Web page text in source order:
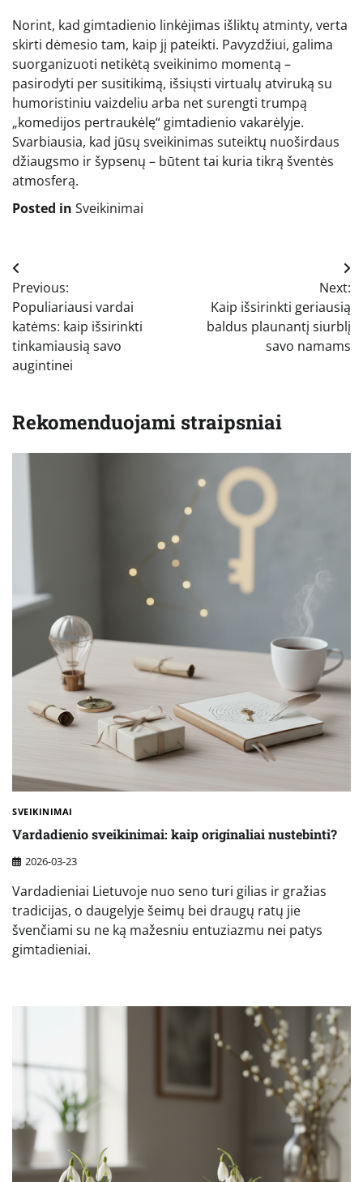
Norint, kad gimtadienio linkėjimas išliktų atminty, verta
skirti dėmesio tam, kaip jį pateikti. Pavyzdžiui, galima
suorganizuoti netikėtą sveikinimo momentą –
pasirodyti per susitikimą, išsiųsti virtualų atviruką su
humoristiniu vaizdeliu arba net surengti trumpą
„komedijos pertraukėlę“ gimtadienio vakarėlyje.
Svarbiausia, kad jūsų sveikinimas suteiktų nuoširdaus
džiaugsmo ir šypsenų – būtent tai kuria tikrą šventės
atmosferą.
Posted in Sveikinimai
Navigacija
tarp
įrašų
Previous:
Populiariausi vardai
katėms: kaip išsirinkti
tinkamiausią savo
augintinei
Next:
Kaip išsirinkti geriausią
baldus plaunantį siurblį
savo namams
Rekomenduojami straipsniai
SVEIKINIMAI
Vardadienio sveikinimai: kaip originaliai nustebinti?
2026-03-23
Vardadieniai Lietuvoje nuo seno turi gilias ir gražias
tradicijas, o daugelyje šeimų bei draugų ratų jie
švenčiami su ne ką mažesniu entuziazmu nei patys
gimtadieniai.